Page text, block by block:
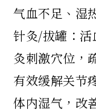
气血不足、湿
针灸/拔罐：
灸刺激穴位，
有效缓解关节
体内湿气，改